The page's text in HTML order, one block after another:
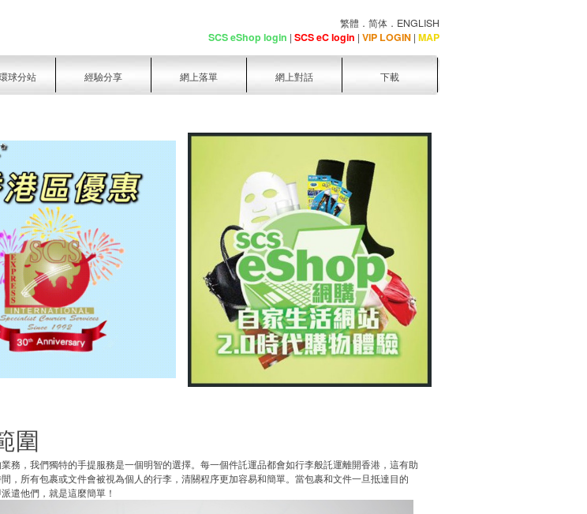
繁體 ． 简体 ． ENGLISH
SCS eShop login | SCS eC login | VIP LOGIN | MAP
球分站 經驗分享 網上落單 網上對話 下載
圍
務，我們獨特的手提服務是一個明智的選擇。每一個件託運品都會如行李般託運離開香港，這有助
，所有包裹或文件會被視為個人的行李，清關程序更加容易和簡單。當包裹和文件一旦抵達目的
遣他們，就是這麼簡單！